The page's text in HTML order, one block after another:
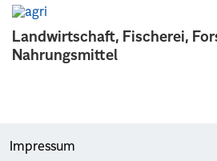
Landwirtschaft, Fischerei,
Nahrungsmittel
Impressum